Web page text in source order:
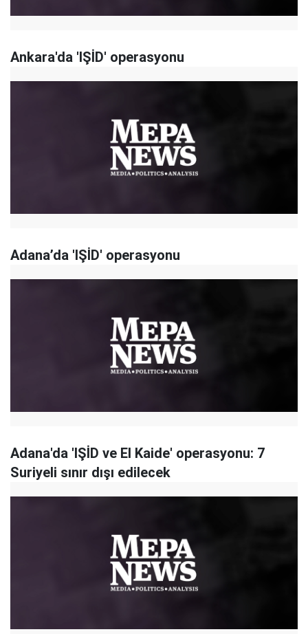
Ankara'da 'IŞİD' operasyonu
Adana’da 'IŞİD' operasyonu
Adana'da 'IŞİD ve El Kaide' operasyonu: 7
Suriyeli sınır dışı edilecek